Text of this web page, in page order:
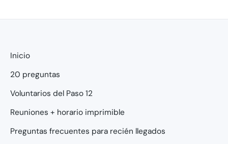
Inicio
20 preguntas
Voluntarios del Paso 12
Reuniones + horario imprimible
Preguntas frecuentes para recién llegados